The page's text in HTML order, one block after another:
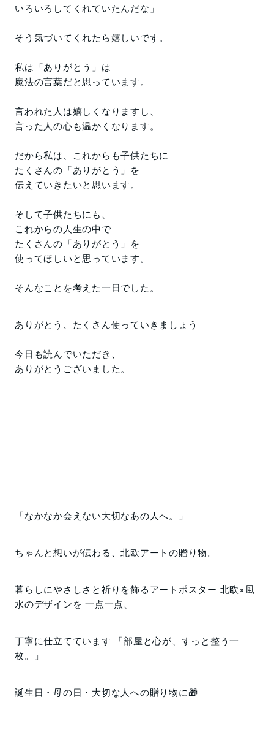
いろいろしてくれていたんだな」
そう気づいてくれたら嬉しいです。
私は「ありがとう」は
魔法の言葉だと思っています。
言われた人は嬉しくなりますし、
言った人の心も温かくなります。
だから私は、これからも子供たちに
たくさんの「ありがとう」を
伝えていきたいと思います。
そして子供たちにも、
これからの人生の中で
たくさんの「ありがとう」を
使ってほしいと思っています。
そんなことを考えた一日でした。
ありがとう、たくさん使っていきましょう
今日も読んでいただき、
ありがとうございました。
「なかなか会えない大切なあの人へ。」
ちゃんと想いが伝わる、北欧アートの贈り物。
暮らしにやさしさと祈りを飾るアートポスター 北欧×風
水のデザインを 一点一点、
丁寧に仕立てています 「部屋と心が、すっと整う一
枚。」
誕生日・母の日・大切な人への贈り物に🎁